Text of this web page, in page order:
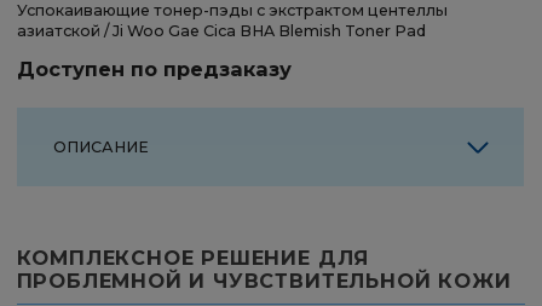
Успокаивающие тонер-пэды с экстрактом центеллы
азиатской / Ji Woo Gae Cica BHA Blemish Toner Pad
Доступен по предзаказу
ОПИСАНИЕ
КОМПЛЕКСНОЕ РЕШЕНИЕ ДЛЯ
ПРОБЛЕМНОЙ И ЧУВСТВИТЕЛЬНОЙ КОЖИ
После очищения протрите лицо ребристой
противовоспалительное действие